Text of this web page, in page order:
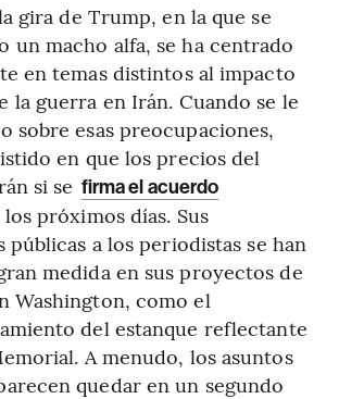
gira de Trump, en la que se
un macho alfa, se ha centrado
en temas distintos al impacto
la guerra en Irán. Cuando se le
sobre esas preocupaciones,
en que los precios del
si se firma el acuerdo
próximos días. Sus
públicas a los periodistas se han
medida en sus proyectos de
Washington, como el
del estanque reflectante
A menudo, los asuntos
quedar en un segundo